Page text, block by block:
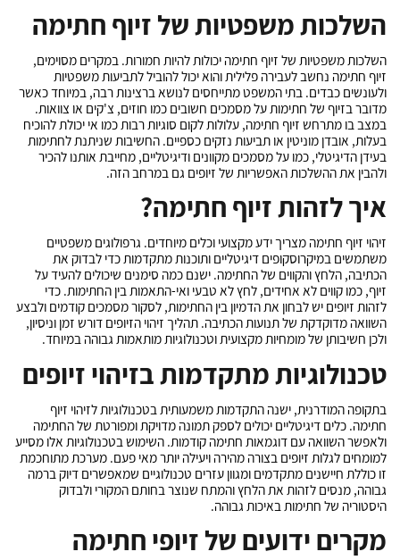
השלכות משפטיות של זיוף חתימה
השלכות משפטיות של זיוף חתימה יכולות להיות חמורות. במקרים מסוימים,
זיוף חתימה נחשב לעבירה פלילית והוא יכול להוביל לתביעות משפטיות
ולעונשים כבדים. בתי המשפט מתייחסים לנושא ברצינות רבה, במיוחד כאשר
מדובר בזיוף של חתימות על מסמכים חשובים כמו חוזים, צ'קים או צוואות.
במצב בו מתרחש זיוף חתימה, עלולות לקום סוגיות רבות כמו אי יכולת להוכיח
בעלות, אובדן מוניטין או תביעות נזקים כספיים. החשיבות שניתנת לחתימות
בעידן הדיגיטלי, כמו על מסמכים מקוונים ודיגיטליים, מחייבת אותנו להכיר
ולהבין את ההשלכות האפשריות של זיופים גם במרחב הזה.
איך לזהות זיוף חתימה?
זיהוי זיוף חתימה מצריך ידע מקצועי וכלים מיוחדים. גרפולוגים משפטיים
משתמשים במיקרוסקופים דיגיטליים ותוכנות מתקדמות כדי לבדוק את
הכתיבה, הלחץ והקווים של החתימה. ישנם כמה סימנים שיכולים להעיד על
זיוף, כמו קווים לא אחידים, לחץ לא טבעי ואי-התאמות בין החתימות. כדי
לזהות זיופים יש לבחון את הדמיון בין החתימות, לסקור מסמכים קודמים ולבצע
השוואה מדוקדקת של תנועות הכתיבה. תהליך זיהוי הזיופים דורש זמן וניסיון,
ולכן חשיבותן של מומחיות מקצועית וטכנולוגיות מותאמות גבוהה במיוחד.
טכנולוגיות מתקדמות בזיהוי זיופים
בתקופה המודרנית, ישנה התקדמות משמעותית בטכנולוגיות לזיהוי זיוף
חתימה. כלים דיגיטליים יכולים לספק תמונה מדויקת ומפורטת של החתימה
ולאפשר השוואה עם דוגמאות חתימה קודמות. השימוש בטכנולוגיות אלו מסייע
למומחים לגלות זיופים בצורה מהירה ויעילה יותר מאי פעם. מערכת מתוחכמת
זו כוללת חיישנים מתקדמים ומגוון עזרים טכנולוגיים שמאפשרים דיוק ברמה
גבוהה, מנסים לזהות את הלחץ והמתח שנוצר בחותם המקורי ולבדוק
היסטוריה של חתימות באיכות גבוהה.
מקרים ידועים של זיופי חתימה